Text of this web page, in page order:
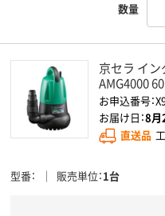
数量
京セラ イ
AMG4000
お申込番号：
お届け日：8月
直送品
型番 販売単位 1台